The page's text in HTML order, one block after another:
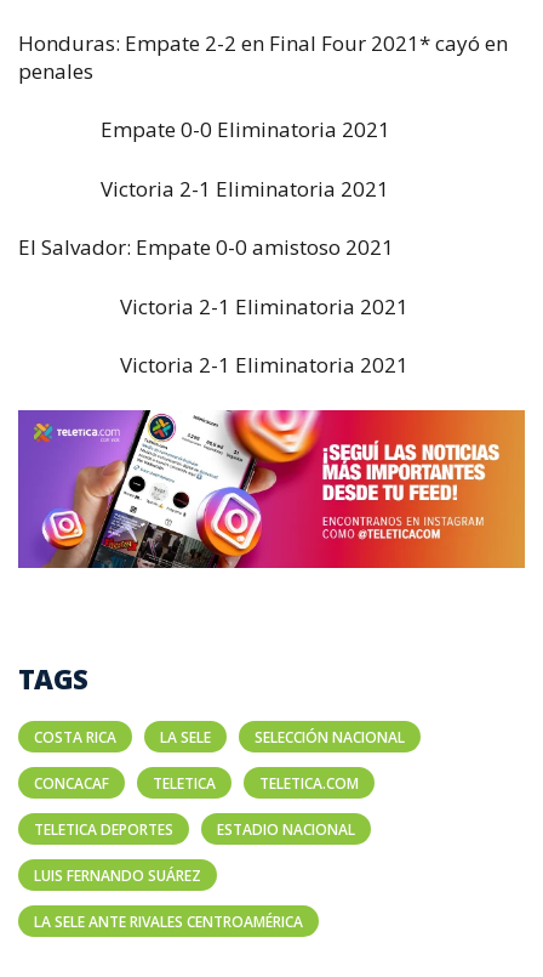
Honduras: Empate 2-2 en Final Four 2021* cayó en
penales
Empate 0-0 Eliminatoria 2021
Victoria 2-1 Eliminatoria 2021
El Salvador: Empate 0-0 amistoso 2021
Victoria 2-1 Eliminatoria 2021
Victoria 2-1 Eliminatoria 2021
TAGS
COSTA RICA LA SELE SELECCIÓN NACIONAL
CONCACAF TELETICA TELETICA.COM
TELETICA DEPORTES ESTADIO NACIONAL
LUIS FERNANDO SUÁREZ
LA SELE ANTE RIVALES CENTROAMÉRICA